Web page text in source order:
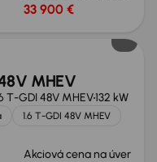
33 900 €
MHEV
T-GDI 48V MHEV132 kW
1.6 T-GDI 48V MHEV
Akciová cena na úver